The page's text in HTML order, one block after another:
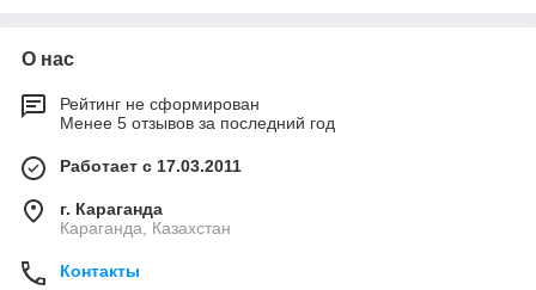
О нас
Рейтинг не сформирован
Менее 5 отзывов за последний год
Работает с 17.03.2011
г. Караганда
Караганда, Казахстан
Контакты